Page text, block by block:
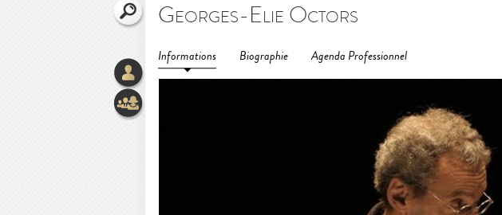
Georges-Elie Octors
Informations Biographie Agenda Professionnel